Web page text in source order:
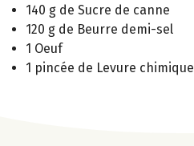
140 g de Sucre de canne
120 g de Beurre demi-sel
1 Oeuf
1 pincée de Levure chimique